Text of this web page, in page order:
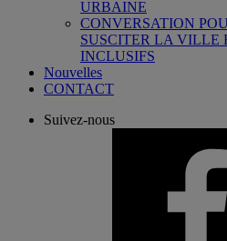
URBAINE
CONVERSATION
SUSCITER LA VILLE
INCLUSIFS
Nouvelles
CONTACT
Suivez-nous